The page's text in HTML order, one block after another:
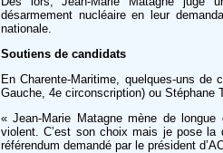
désarmement nucléaire en leur
nationale.
Soutiens de candidats
En Charente-Maritime, quelques-uns
Gauche, 4e circonscription) ou Stéphane
« Jean-Marie Matagne mène de
violent. C’est son choix mais je pose la
référendum demandé par le président